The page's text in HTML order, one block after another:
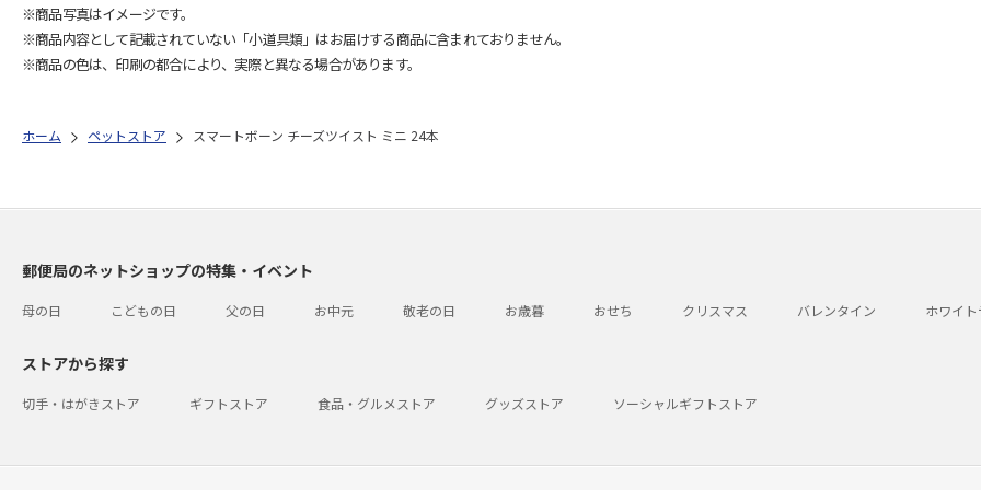
※商品写真はイメージです。
※商品内容として記載されていない「小道具類」はお届けする商品に含まれておりません。
※商品の色は、印刷の都合により、実際と異なる場合があります。
ホーム ペットストア スマートボーン チーズツイスト ミニ 24本
郵便局のネットショップの特集・イベント
母の日 こどもの日 父の日 お中元 敬老の日 お歳暮 おせち クリスマス バレンタイン ホワイ
ストアから探す
切手・はがきストア ギフトストア 食品・グルメストア グッズストア ソーシャルギフトストア